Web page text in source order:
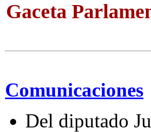
Gaceta
Comunicaciones
Del diputado